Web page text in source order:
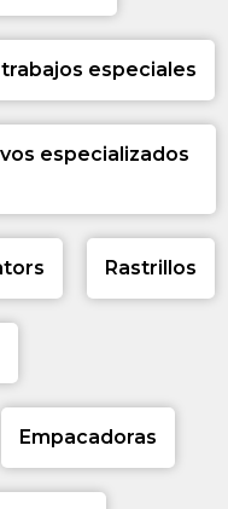
especiales
especializados
Rastrillos
Empacadoras